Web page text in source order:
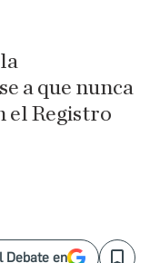
a que nunca
el Registro
Debate en